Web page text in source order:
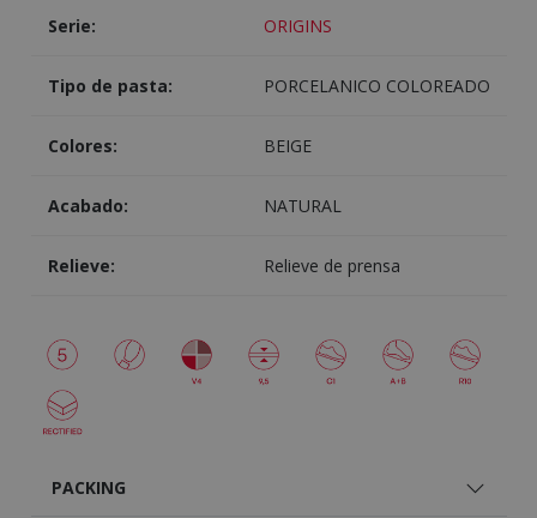
Serie: ORIGINS
Tipo de pasta: PORCELANICO COLOREADO
Colores: BEIGE
Acabado: NATURAL
Relieve: Relieve de prensa
PACKING